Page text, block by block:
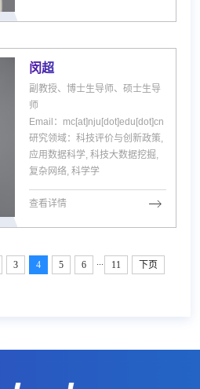
闵超
副教授、博士生导师、硕士生导
师
Email：mc[at]nju[dot]edu[dot]cn
研究领域：科技评价与创新政策,
应用数据科学, 科技大数据挖掘,
复杂网络, 科学学
查看详情
3 4 5 6 ... 11 下页